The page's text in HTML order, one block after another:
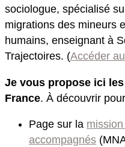
sociologue, spécialisé
migrations des mineurs
humains, enseignant à
Trajectoires. (Accéder
Je vous propose ici
France. À découvrir
Page sur la
accompagnés